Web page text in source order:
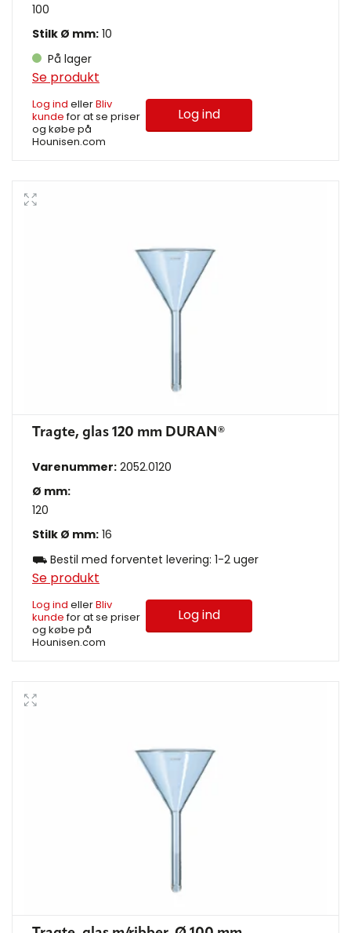
100
Stilk Ø mm: 10
På lager
Se produkt
Log ind ellerBliv
kundefor at se priser
og købe på
Hounisen.com
Log ind
Tragte, glas 120 mm DURAN®
Varenummer: 2052.0120
Ø mm:
120
Stilk Ø mm: 16
⛟ Bestil med forventet levering: 1-2 uger
Se produkt
Log ind ellerBliv
kundefor at se priser
og købe på
Hounisen.com
Log ind